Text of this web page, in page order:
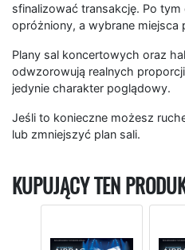
sfinalizować transakcję. Po
opróżniony, a wybrane miejsca
Plany sal koncertowych oraz
odwzorowują realnych
jedynie charakter poglądowy.
Jeśli to konieczne możesz
lub zmniejszyć plan sali.
KUPUJĄCY TEN